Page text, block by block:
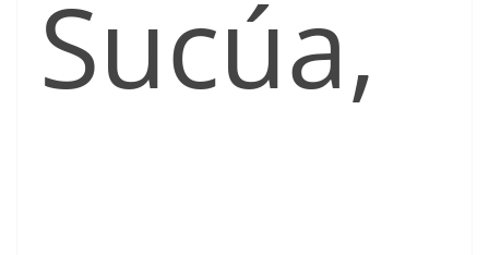
Sucúa,